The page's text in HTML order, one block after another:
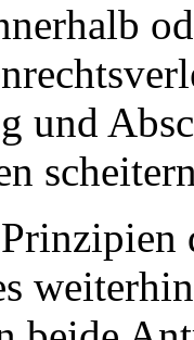
und